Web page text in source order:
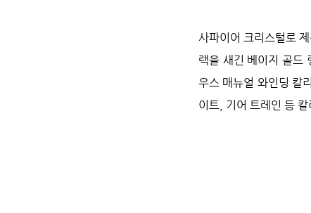
사파이어 크리스털로
랙을 새긴 베이지 골드
우스 매뉴얼 와인딩 칼
이트, 기어 트레인 등